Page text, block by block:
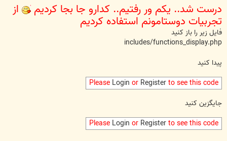
درست شد.. یکم ور رفتیم.. کدارو جا بجا کردیم از
تجربیات دوستامونم استفاده کردیم
فایل زیر را باز کنید
includes/functions_display.php
پیدا کنید
PleaseLogin orRegisterto see this code
جایگزین کنید
PleaseLogin orRegisterto see this code